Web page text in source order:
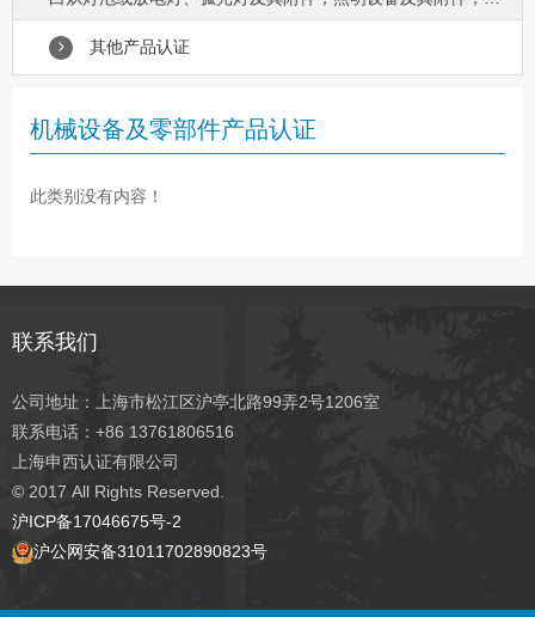
其他产品认证
机械设备及零部件产品认证
此类别没有内容！
联系我们
公司地址：上海市松江区沪亭北路99弄2号1206室
联系电话：+86 13761806516
上海申西认证有限公司
© 2017 All Rights Reserved.
沪ICP备17046675号-2
沪公网安备31011702890823号